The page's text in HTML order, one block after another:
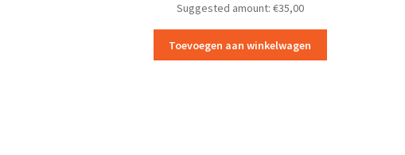
Suggested amount: €35,00
Toevoegen aan winkelwagen